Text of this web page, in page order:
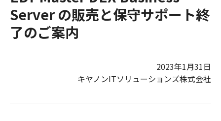
Server の販売と保守サポート終
了のご案内
2023年1月31日
キヤノンITソリューションズ株式会社